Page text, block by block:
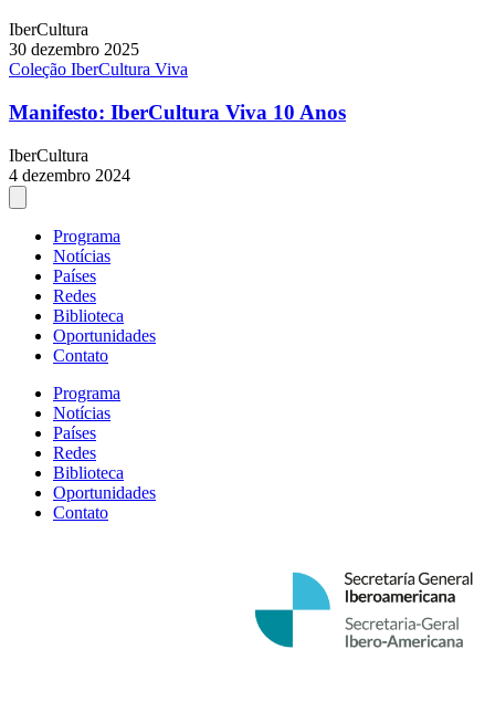
IberCultura
30 dezembro 2025
Coleção IberCultura Viva
Manifesto: IberCultura Viva 10 Anos
IberCultura
4 dezembro 2024
Programa
Notícias
Países
Redes
Biblioteca
Oportunidades
Contato
Programa
Notícias
Países
Redes
Biblioteca
Oportunidades
Contato